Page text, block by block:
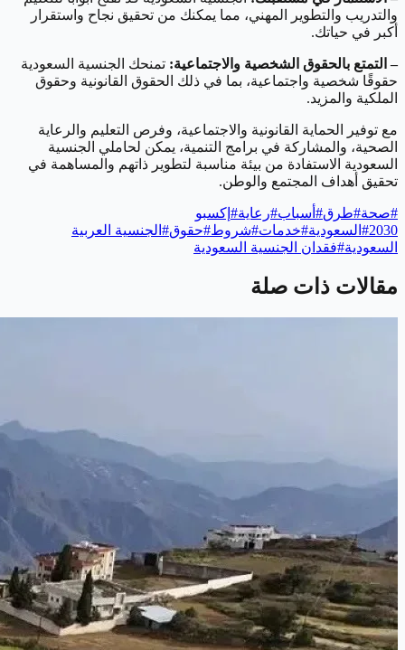
والتدريب والتطوير المهني، مما يمكنك من تحقيق نجاح واستقرار
أكبر في حياتك.
– التمتع بالحقوق الشخصية والاجتماعية: تمنحك الجنسية السعودية
حقوقًا شخصية واجتماعية، بما في ذلك الحقوق القانونية وحقوق
الملكية والمزيد.
مع توفير الحماية القانونية والاجتماعية، وفرص التعليم والرعاية
الصحية، والمشاركة في برامج التنمية، يمكن لحاملي الجنسية
السعودية الاستفادة من بيئة مناسبة لتطوير ذاتهم والمساهمة في
تحقيق أهداف المجتمع والوطن.
#صحة#طرق# أسباب#رعاية# إكسبو
2030
# السعودية#خدمات#شروط#حقوق# الجنسية العربية
السعودية#فقدان الجنسية السعودية
مقالات ذات صلة